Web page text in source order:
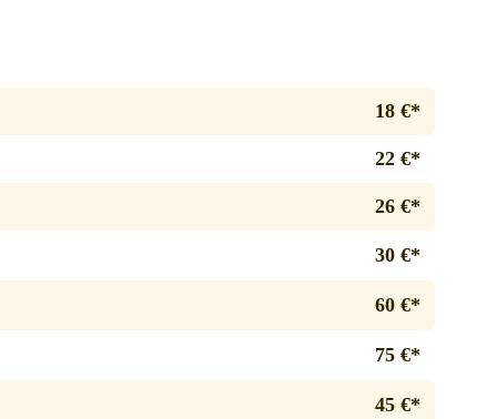
18 €*
22 €*
26 €*
30 €*
60 €*
75 €*
45 €*